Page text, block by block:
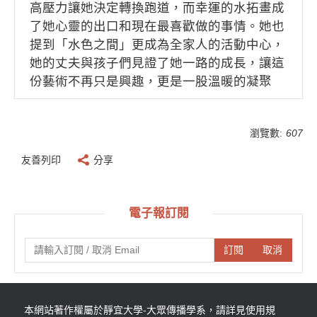
第一次親眼目睹顏料在水面上竟能漂浮著，而
不會下沉，並以同心圓的方式優雅地擴散。透
過畫針與筆錐的勾勒，顔料會在水面上瞬間幻
化出絢麗的幾何圖案與花朵，這份視覺的震撼
深深烙印在她的心底。
Zee 老師並不滿足於此。她希望能將這份美麗
融入生活當中，因此發展出能在「絲巾」上定
料的壓克力顏料，且從布料的厚度選擇、印前
曬，這充滿挑戰的工序都考驗著 Zee 老師對藝
高壓力讓她決定轉換跑道，而幸運的水拓畫成
了她心靈的出口和現在最喜歡做的事情。她也
提到「水色之間」更成為全家人的活動中心，
她的丈夫與孩子們見證了她一路的成⻑，讓這
份藝術不再只是興趣，更是一股溫暖的凝聚
力，並且她希望能將這份「藝術的溫度」傳遞
在「水色之間」，土耳其傳統藝術不再遙不可
份獨一無二、絕無僅有的藝術瞬間。
瀏覽數: 607
友善列印 分享
電子報訂閱
訂閱 取消
本網站著作權屬於靜宜大學-大眾傳播學系，請詳見使用規